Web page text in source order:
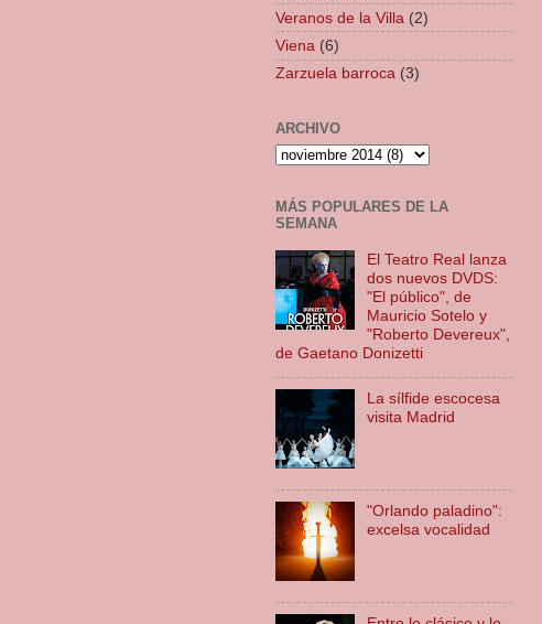
Veranos de la Villa (2)
Viena (6)
Zarzuela barroca (3)
ARCHIVO
MÁS POPULARES DE LA
SEMANA
El Teatro Real lanza
dos nuevos DVDS:
"El público", de
Mauricio Sotelo y
"Roberto Devereux",
de Gaetano Donizetti
La sílfide escocesa
visita Madrid
"Orlando paladino":
excelsa vocalidad